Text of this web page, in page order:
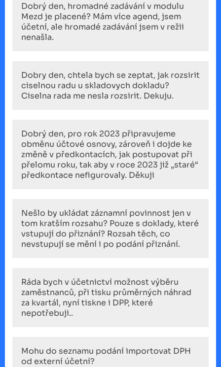
Dobrý den, hromadné zadávání v modulu
Mezd je placené? Mám více agend, jsem
účetní, ale hromadé zadávání jsem v režii
nenašla.
Dobry den, chtela bych se zeptat, jak rozsirit
ciselnou radu u skladovych dokladu?
Ciselna rada me nesla rozsirit. Dekuju.
Dobrý den, pro rok 2023 připravujeme
obměnu účtové osnovy, zároveň i dojde ke
změně v předkontacích, jak postupovat při
přelomu roku, tak aby v roce 2023 již „staré“
předkontace nefigurovaly. Děkuji
Nešlo by ukládat záznamní povinnost jen v
tom kratším rozsahu? Pouze s doklady, které
vstupují do přiznání? Rozsah těch, co
nevstupují se mění i po podání přiznání.
Ráda bych v účetnictví možnost výběru
zaměstnanců, při tisku průměrných náhrad
za kvartál, nyní tiskne i DPP, které
nepotřebuji..
Mohu do seznamu podání importovat DPH
od externí účetní?